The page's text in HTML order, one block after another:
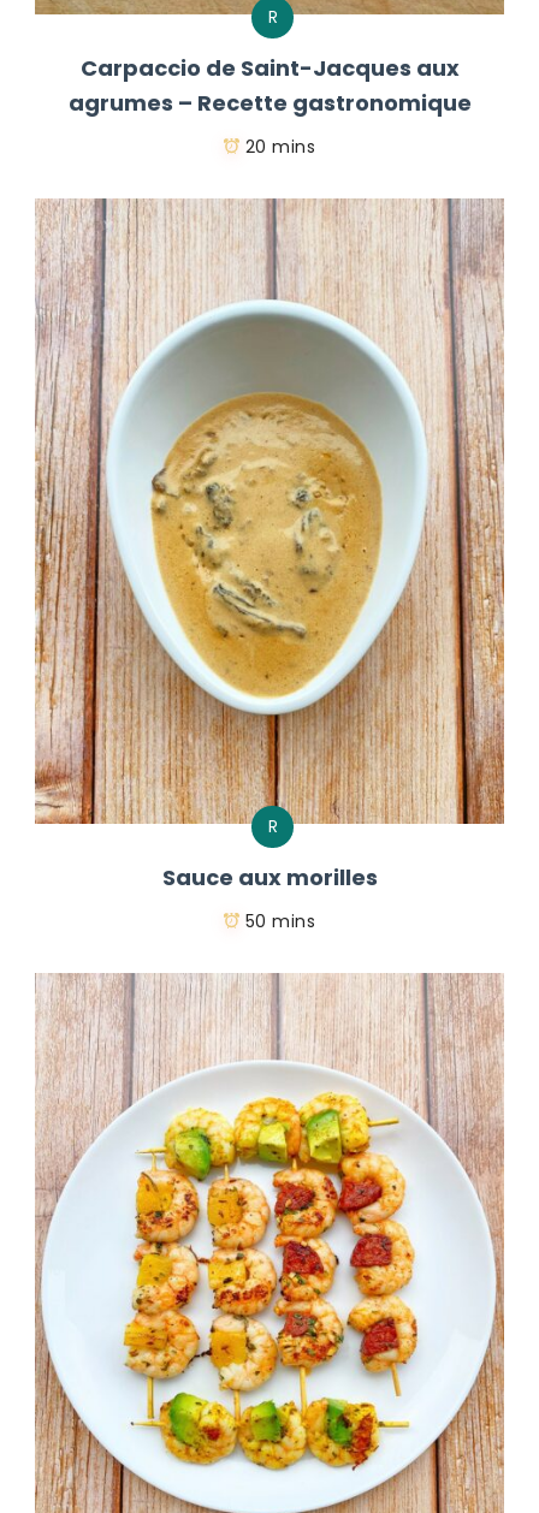
R
Carpaccio de Saint-Jacques aux
agrumes – Recette gastronomique
20 mins
R
Sauce aux morilles
50 mins